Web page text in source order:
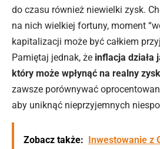
do czasu również niewielki zysk.
na nich wielkiej fortuny, moment
kapitalizacji może być całkiem
Pamiętaj jednak, że inflacja działa
który może wpłynąć na realny
zawsze porównywać
aby uniknąć nieprzyjemnych
Zobacz także: Inwestowanie z